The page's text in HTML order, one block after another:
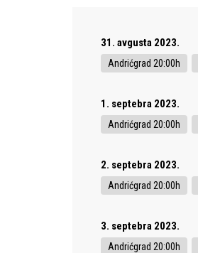
31. avgusta 2023.
Andrićgrad 20:00h
1. septebra 2023.
Andrićgrad 20:00h
2. septebra 2023.
Andrićgrad 20:00h
3. septebra 2023.
Andrićgrad 20:00h